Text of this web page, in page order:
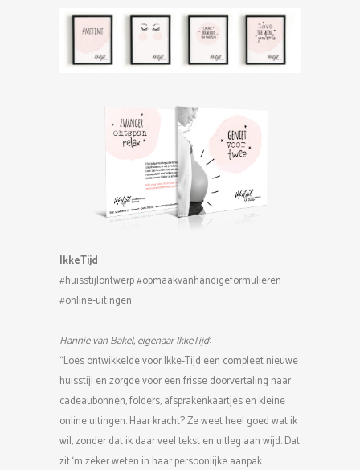
IkkeTijd
#huisstijlontwerp #opmaakvanhandigeformulieren
#online-uitingen
Hannie van Bakel, eigenaar IkkeTijd:
“Loes ontwikkelde voor Ikke-Tijd een compleet nieuwe
huisstijl en zorgde voor een frisse doorvertaling naar
cadeaubonnen, folders, afsprakenkaartjes en kleine
online uitingen. Haar kracht? Ze weet heel goed wat ik
wil, zonder dat ik daar veel tekst en uitleg aan wijd. Dat
zit ‘m zeker weten in haar persoonlijke aanpak.